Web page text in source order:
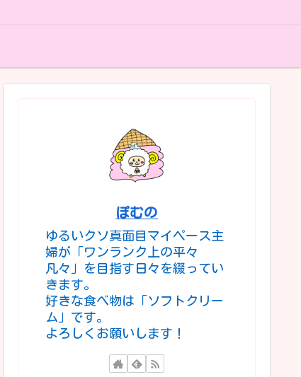
ぽむの
ゆるいクソ真面目マイペース主
婦が「ワンランク上の平々
凡々」を目指す日々を綴ってい
きます。
好きな食べ物は「ソフトクリー
ム」です。
よろしくお願いします！